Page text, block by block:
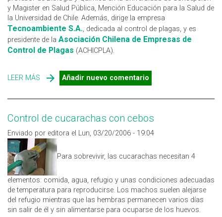
y Magister en Salud Pública, Mención Educación para la Salud de
la Universidad de Chile. Además, dirige la empresa
Tecnoambiente S.A., dedicada al control de plagas, y es
presidente de la Asociación Chilena de Empresas de
Control de Plagas (ACHICPLA).
LEER MÁS SOBRE JULIO OSES PEREIRA
Añadir nuevo comentario
Control de cucarachas con cebos
Enviado por editora el Lun, 03/20/2006 - 19:04
Para sobrevivir, las cucarachas necesitan 4
elementos: comida, agua, refugio y unas condiciones adecuadas
de temperatura para reproducirse. Los machos suelen alejarse
del refugio mientras que las hembras permanecen varios días
sin salir de él y sin alimentarse para ocuparse de los huevos.